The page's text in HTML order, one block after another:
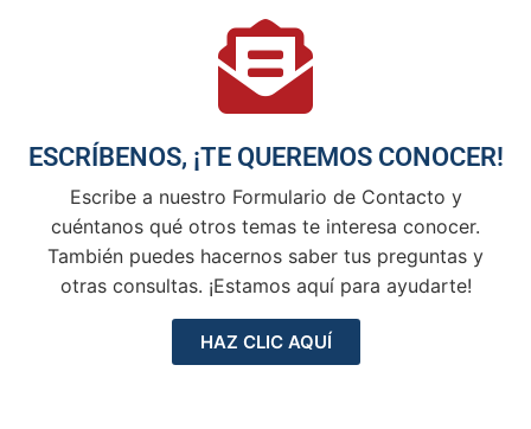
ESCRÍBENOS, ¡TE QUEREMOS CONOCER!
Escribe a nuestro Formulario de Contacto y
cuéntanos qué otros temas te interesa conocer.
También puedes hacernos saber tus preguntas y
otras consultas. ¡Estamos aquí para ayudarte!
HAZ CLIC AQUÍ